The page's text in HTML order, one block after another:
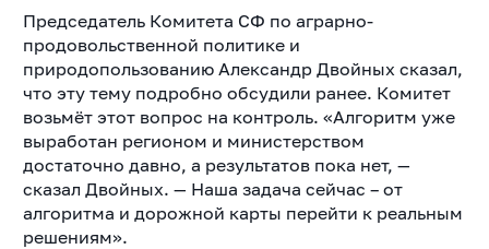
Председатель Комитета СФ по аграрно-
продовольственной политике и
природопользованию Александр Двойных сказал,
что эту тему подробно обсудили ранее. Комитет
возьмёт этот вопрос на контроль. «Алгоритм уже
выработан регионом и министерством
достаточно давно, а результатов пока нет, —
сказал Двойных. — Наша задача сейчас – от
алгоритма и дорожной карты перейти к реальным
решениям».